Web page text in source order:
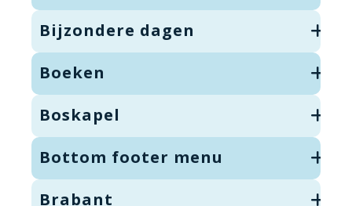
Bijzondere dagen
Boeken
Boskapel
Bottom footer menu
Brabant